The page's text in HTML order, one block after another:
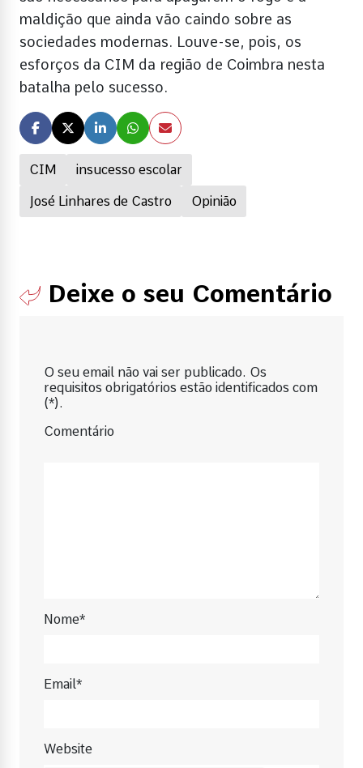
CIM insucesso escolar
José Linhares de Castro Opinião
maldição que ainda vão caindo sobre as
sociedades modernas. Louve-se, pois, os
esforços da CIM da região de Coimbra nesta
batalha pelo sucesso.
Deixe o seu Comentário
O seu email não vai ser publicado. Os
requisitos obrigatórios estão identificados com
(*).
Comentário
Nome*
Email*
Website